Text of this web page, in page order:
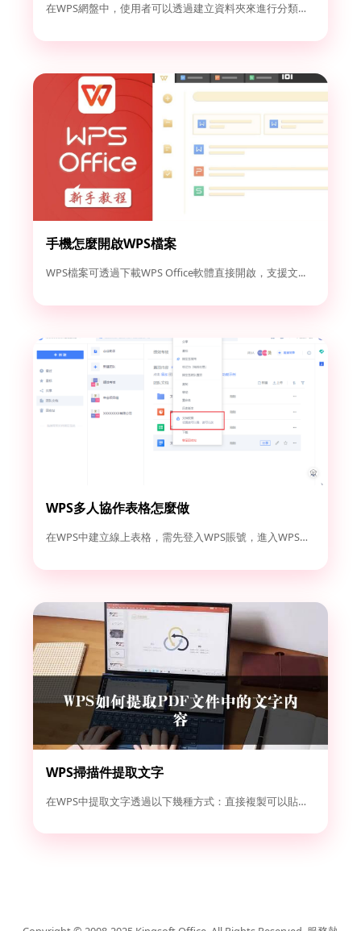
在WPS網盤中，使用者可以透過建立資料夾來進行分類管理。點選...
手機怎麼開啟WPS檔案
WPS檔案可透過下載WPS Office軟體直接開啟，支援文...
WPS多人協作表格怎麼做
在WPS中建立線上表格，需先登入WPS賬號，進入WPS雲檔案...
WPS掃描件提取文字
在WPS中提取文字透過以下幾種方式：直接複製可以貼上：選中需...